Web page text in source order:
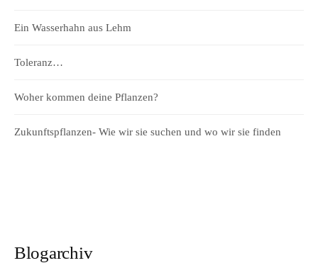
Ein Wasserhahn aus Lehm
Toleranz…
Woher kommen deine Pflanzen?
Zukunftspflanzen- Wie wir sie suchen und wo wir sie finden
Blogarchiv